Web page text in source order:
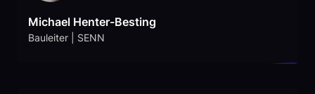
Michael Henter-Besting
Bauleiter | SENN